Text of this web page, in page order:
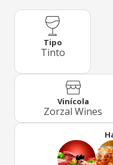
Tipo
Tinto
Vinícola
Zorzal Wines